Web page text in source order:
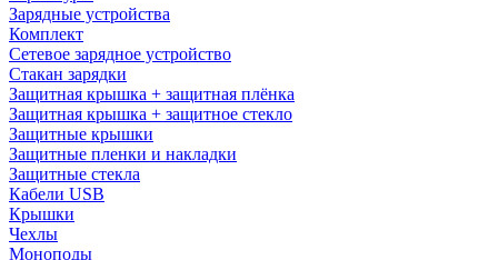
Зарядные устройства
Комплект
Сетевое зарядное устройство
Стакан зарядки
Защитная крышка + защитная плёнка
Защитная крышка + защитное стекло
Защитные крышки
Защитные пленки и накладки
Защитные стекла
Кабели USB
Крышки
Чехлы
Моноподы